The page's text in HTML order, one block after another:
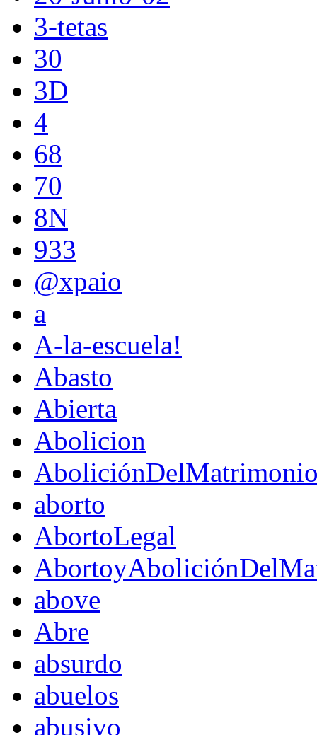
3-tetas
30
3D
4
68
70
8N
933
@xpaio
a
A-la-escuela!
Abasto
Abierta
Abolicion
aborto
AbortoLegal
above
Abre
absurdo
abuelos
abusivo